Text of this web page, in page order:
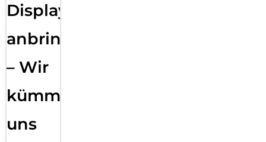
Displayfolie
anbringen
– Wir
kümmern
uns